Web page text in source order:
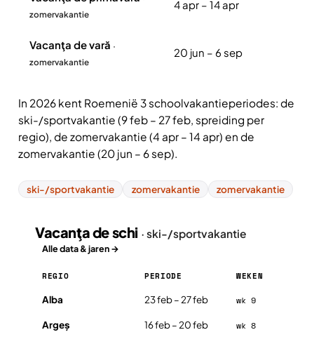
zomervakantie
4 apr – 14 apr
Vacanţa de vară ·
zomervakantie
20 jun – 6 sep
In 2026 kent Roemenië 3 schoolvakantieperiodes: de
ski-/sportvakantie (9 feb – 27 feb, spreiding per
regio), de zomervakantie (4 apr – 14 apr) en de
zomervakantie (20 jun – 6 sep).
ski-/sportvakantie zomervakantie zomervakantie
Vacanţa de schi · ski-/sportvakantie
Alle data & jaren →
Vacanţa de schi in Roemenië 2026, per regio
REGIO PERIODE WEKEN
Alba 23 feb – 27 feb wk 9
Argeș 16 feb – 20 feb wk 8